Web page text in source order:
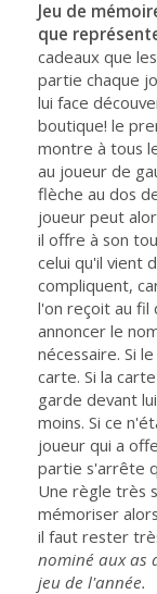
Jeu de
que
cadeaux que
partie chaque
lui face
boutique! le
montre à tous
au joueur de
flèche au dos
joueur peut
il offre à son
celui qu'il vient
compliquent,
l'on reçoit au fil
annoncer le
nécessaire. Si
carte. Si la
garde devant
moins. Si ce
joueur qui a
partie s'arrête
Une règle très
mémoriser
il faut rester
nominé aux as
jeu de l'année.